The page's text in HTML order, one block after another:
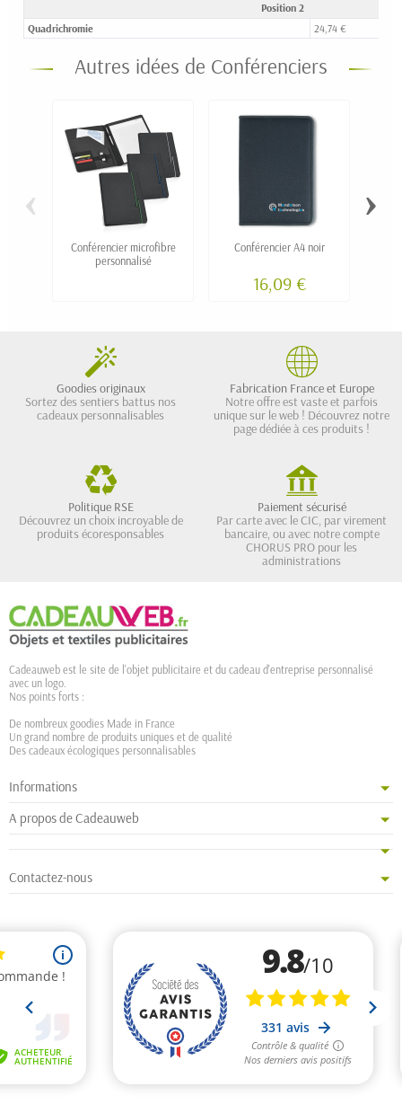
Position 2
Quadrichromie
24,74 €
Autres idées de Conférenciers
Conférencier microfibre
personnalisé
Conférencier A4 noir
16,09 €
‹ ›
Goodies originaux
Sortez des sentiers battus nos
cadeaux personnalisables
Fabrication France et Europe
Notre offre est vaste et parfois
unique sur le web ! Découvrez notre
page dédiée à ces produits !
Politique RSE
Découvrez un choix incroyable de
produits écoresponsables
Paiement sécurisé
Par carte avec le CIC, par virement
bancaire, ou avec notre compte
CHORUS PRO pour les
administrations
Cadeauweb est le site de l'objet publicitaire et du cadeau d'entreprise personnalisé
avec un logo.
Nos points forts :
De nombreux goodies Made in France
Un grand nombre de produits uniques et de qualité
Des cadeaux écologiques personnalisables
Informations
A propos de Cadeauweb
Contactez-nous